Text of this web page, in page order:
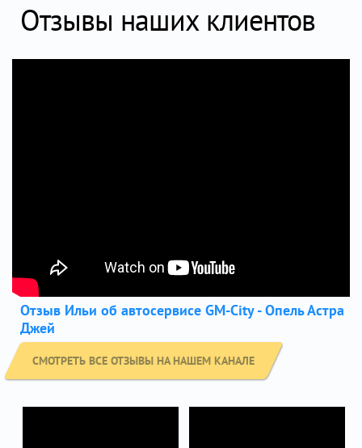
Отзывы наших клиентов
Отзыв Ильи об автосервисе GM-City - Опель Астра
Джей
СМОТРЕТЬ ВСЕ ОТЗЫВЫ НА НАШЕМ КАНАЛЕ